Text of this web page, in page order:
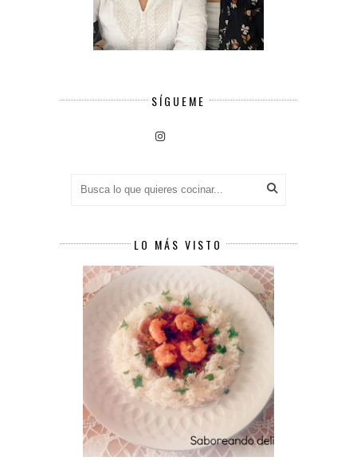
SÍGUEME
LO MÁS VISTO